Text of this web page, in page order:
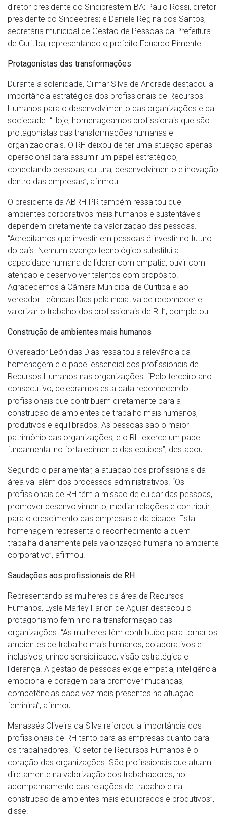
diretor-presidente do Sindiprestem-BA; Paulo Rossi, diretor-
presidente do Sindeepres; e Daniele Regina dos Santos,
secretária municipal de Gestão de Pessoas da Prefeitura
de Curitiba, representando o prefeito Eduardo Pimentel.
Protagonistas das transformações
Durante a solenidade, Gilmar Silva de Andrade destacou a
importância estratégica dos profissionais de Recursos
Humanos para o desenvolvimento das organizações e da
sociedade. “Hoje, homenageamos profissionais que são
protagonistas das transformações humanas e
organizacionais. O RH deixou de ter uma atuação apenas
operacional para assumir um papel estratégico,
conectando pessoas, cultura, desenvolvimento e inovação
dentro das empresas”, afirmou.
O presidente da ABRH-PR também ressaltou que
ambientes corporativos mais humanos e sustentáveis
dependem diretamente da valorização das pessoas.
“Acreditamos que investir em pessoas é investir no futuro
do país. Nenhum avanço tecnológico substitui a
capacidade humana de liderar com empatia, ouvir com
atenção e desenvolver talentos com propósito.
Agradecemos à Câmara Municipal de Curitiba e ao
vereador Leônidas Dias pela iniciativa de reconhecer e
valorizar o trabalho dos profissionais de RH”, completou.
Construção de ambientes mais humanos
O vereador Leônidas Dias ressaltou a relevância da
homenagem e o papel essencial dos profissionais de
Recursos Humanos nas organizações. “Pelo terceiro ano
consecutivo, celebramos esta data reconhecendo
profissionais que contribuem diretamente para a
construção de ambientes de trabalho mais humanos,
produtivos e equilibrados. As pessoas são o maior
patrimônio das organizações, e o RH exerce um papel
fundamental no fortalecimento das equipes”, destacou.
Segundo o parlamentar, a atuação dos profissionais da
área vai além dos processos administrativos. “Os
profissionais de RH têm a missão de cuidar das pessoas,
promover desenvolvimento, mediar relações e contribuir
para o crescimento das empresas e da cidade. Esta
homenagem representa o reconhecimento a quem
trabalha diariamente pela valorização humana no ambiente
corporativo”, afirmou.
Saudações aos profissionais de RH
Representando as mulheres da área de Recursos
Humanos, Lysle Marley Farion de Aguiar destacou o
protagonismo feminino na transformação das
organizações. “As mulheres têm contribuído para tornar os
ambientes de trabalho mais humanos, colaborativos e
inclusivos, unindo sensibilidade, visão estratégica e
liderança. A gestão de pessoas exige empatia, inteligência
emocional e coragem para promover mudanças,
competências cada vez mais presentes na atuação
feminina”, afirmou.
Manassés Oliveira da Silva reforçou a importância dos
profissionais de RH tanto para as empresas quanto para
os trabalhadores. “O setor de Recursos Humanos é o
coração das organizações. São profissionais que atuam
diretamente na valorização dos trabalhadores, no
acompanhamento das relações de trabalho e na
construção de ambientes mais equilibrados e produtivos”,
disse.